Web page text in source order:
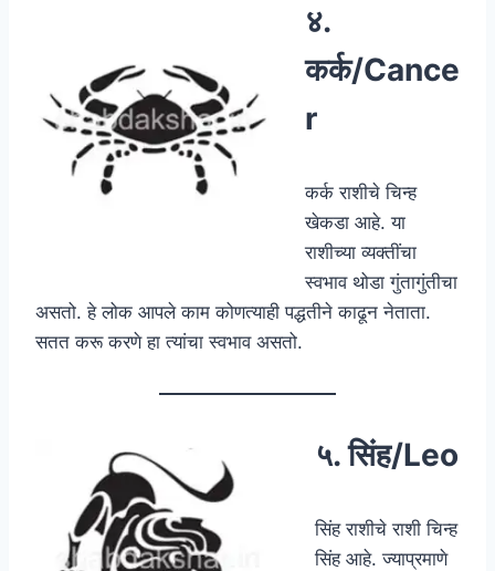
४.
कर्क/Cance
r
कर्क राशीचे चिन्ह
खेकडा आहे. या
राशीच्या व्यक्तींचा
स्वभाव थोडा गुंतागुंतीचा
असतो. हे लोक आपले काम कोणत्याही पद्धतीने काढून नेताता.
सतत करू करणे हा त्यांचा स्वभाव असतो.
५. सिंह/Leo
सिंह राशीचे राशी चिन्ह
सिंह आहे. ज्याप्रमाणे